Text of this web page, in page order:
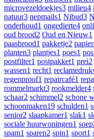
microvezeldoekjes3 milieu4
natuur3 nepmails1 Nibud3
onderhoud1 ongedierte4
oud brood2 Oud en Nieuw1
paasbrood1 pakketje2 papier
planten3 plantjes1 poes1
postfilter1 postpakket1 prei2
wassen1 recht1
regenproof1 repaircafé1
rommelmarkt3 rookmelder4
schaar2 schimmel2 schone
schoonmaken19 schulden1
senior2 slaapkamer1 slak1
sociale huurwoningen1 soep
spam1 sparen2 spin1 sport1